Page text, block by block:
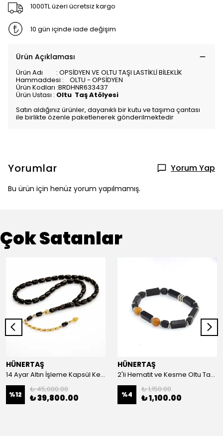
1000TL üzeri ücretsiz kargo
10 gün içinde iade değişim
Ürün Açıklaması
Ürün Adı : OPSİDYEN VE OLTU TAŞI LASTİKLİ BİLEKLİK
Hammaddesi : OLTU - OPSİDYEN
Ürün Kodları :BRDHNR633437
Ürün Ustası : Oltu Taş Atölyesi
Satın aldığınız ürünler, dayanıklı bir kutu ve taşıma çantası
ile birlikte özenle paketlenerek gönderilmektedir
Yorumlar Yorum Yap
Bu ürün için henüz yorum yapılmamış.
Çok Satanlar
HÜNERTAŞ
14 Ayar Altın İşleme Kapsül Kesim Oltu Taşı Tespih
%12
₺ 45,000.00
₺ 39,800.00
HÜNERTAŞ
2'li Hematit ve Kesme Oltu Taşı Bileklik
%4
₺ 1,150.00
₺ 1,100.00